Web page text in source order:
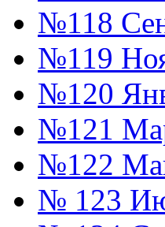
№118
№119
№120
№121
№122
№ 123